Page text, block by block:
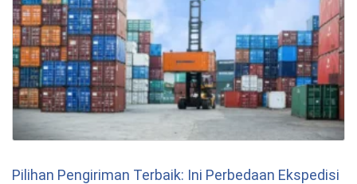
Pilihan Pengiriman Terbaik: Ini Perbedaan Ekspedisi